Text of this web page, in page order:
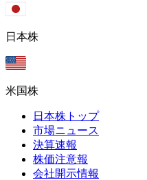
日本株
米国株
日本株トップ
市場ニュース
決算速報
株価注意報
会社開示情報